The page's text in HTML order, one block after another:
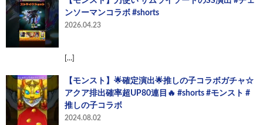
ンソーマンコラボ #shorts
2026.04.23
[…]
【モンスト】🌟確定演出🌟推しの子コラボガチャ☆
アクア排出確率超UP80連目🔥 #shorts #モンスト #
推しの子コラボ
2024.08.02